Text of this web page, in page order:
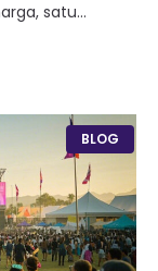
satu
rendah tidak
[…]BLOG